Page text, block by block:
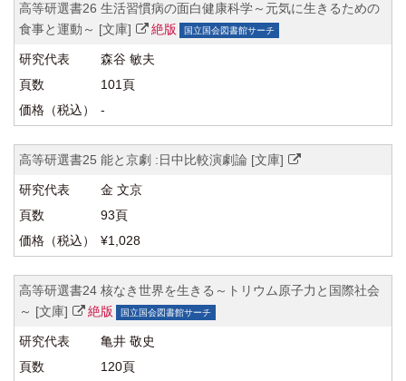
高等研選書26 生活習慣病の面白健康科学～元気に生きるための
食事と運動～ [文庫]
絶版 国立国会図書館サーチ
森谷 敏夫
101頁
-
高等研選書25 能と京劇 :日中比較演劇論 [文庫]
金 文京
93頁
¥1,028
高等研選書24 核なき世界を生きる～トリウム原子力と国際社会
～ [文庫]
絶版 国立国会図書館サーチ
亀井 敬史
120頁